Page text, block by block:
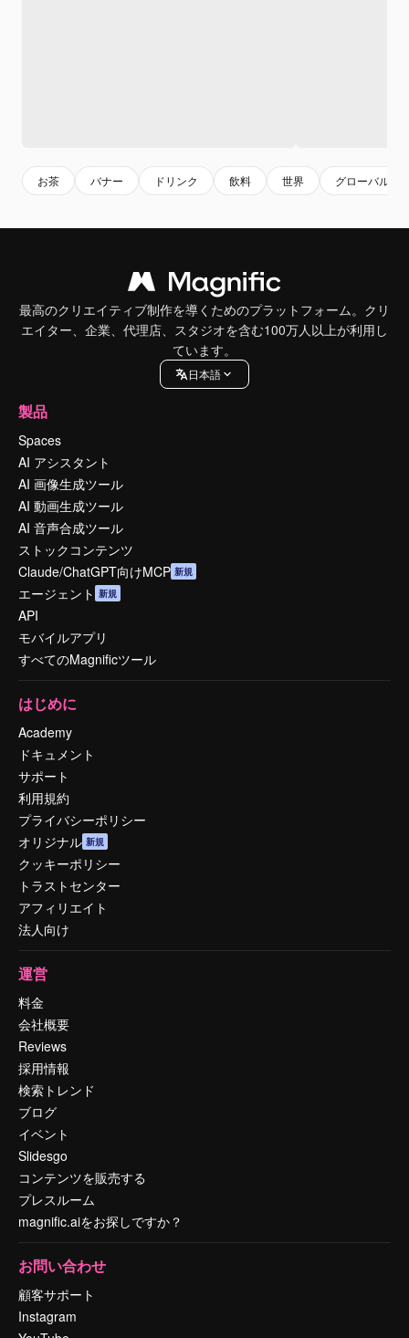
お茶 バナー ドリンク 飲料 世界 グローバル
最高のクリエイティブ制作を導くためのプラットフォーム。クリ
エイター、企業、代理店、スタジオを含む100万人以上が利用し
ています。
日本語
製品
Spaces
AI アシスタント
AI 画像生成ツール
AI 動画生成ツール
AI 音声合成ツール
ストックコンテンツ
Claude/ChatGPT向けMCP 新規
エージェント 新規
API
モバイルアプリ
すべてのMagnificツール
はじめに
Academy
ドキュメント
サポート
利用規約
プライバシーポリシー
オリジナル 新規
クッキーポリシー
トラストセンター
アフィリエイト
法人向け
運営
料金
会社概要
Reviews
採用情報
検索トレンド
ブログ
イベント
Slidesgo
コンテンツを販売する
プレスルーム
magnific.aiをお探しですか？
お問い合わせ
顧客サポート
Instagram